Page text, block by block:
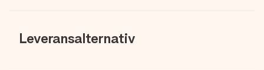
Leveransalternativ